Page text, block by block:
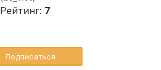
Рейтинг: 7
Подписаться